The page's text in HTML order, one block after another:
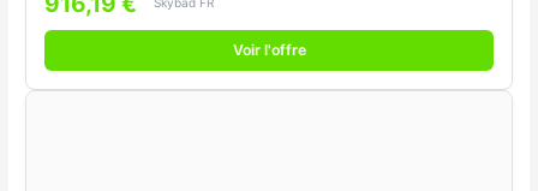
Voir l'offre